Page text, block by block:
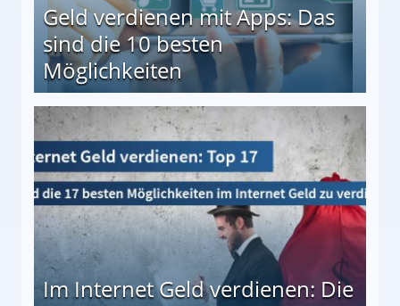
Geld verdienen mit Apps: Das
sind die 10 besten
Möglichkeiten
besten Möglichkeiten
Im Internet Geld verdienen: Die